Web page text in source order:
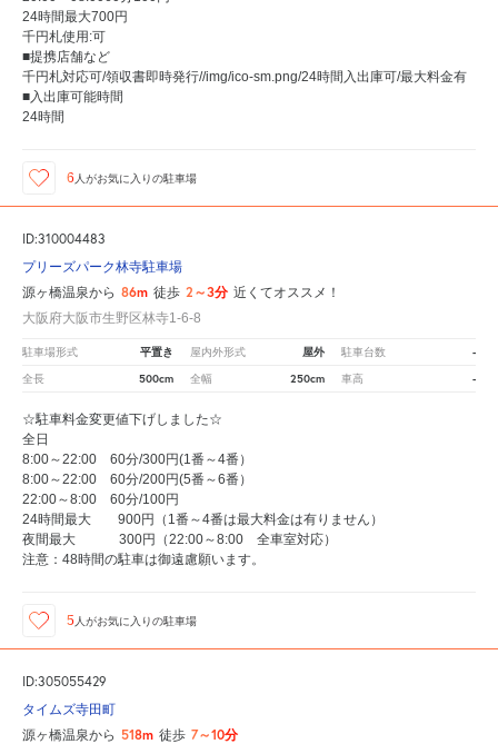
24時間最大700円
千円札使用:可
■提携店舗など
千円札対応可/領収書即時発行//img/ico-sm.png/24時間入出庫可/最大料金有
■入出庫可能時間
24時間
6 人がお気に入りの駐車場
ID:310004483
プリーズパーク林寺駐車場
源ヶ橋温泉から 86m 徒歩 2～3分 近くてオススメ！
大阪府大阪市生野区林寺1-6-8
駐車場形式 平置き 屋内外形式 屋外 駐車台数 -
全長 500cm 全幅 250cm 車高 -
☆駐車料金変更値下げしました☆
全日
8:00～22:00 60分/300円(1番～4番）
8:00～22:00 60分/200円(5番～6番）
22:00～8:00 60分/100円
24時間最大 900円（1番～4番は最大料金は有りません）
夜間最大 300円（22:00～8:00 全車室対応）
注意：48時間の駐車は御遠慮願います。
5 人がお気に入りの駐車場
ID:305055429
タイムズ寺田町
源ヶ橋温泉から 518m 徒歩 7～10分